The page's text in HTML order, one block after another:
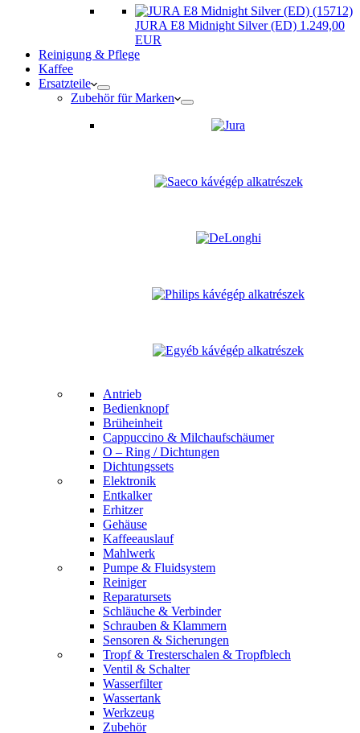
JURA E8 Midnight Silver (ED) 1.249,00
EUR
Reinigung & Pflege
Kaffee
Ersatzteile
Zubehör für Marken
Antrieb
Bedienknopf
Brüheinheit
Cappuccino & Milchaufschäumer
O – Ring / Dichtungen
Dichtungssets
Elektronik
Entkalker
Erhitzer
Gehäuse
Kaffeeauslauf
Mahlwerk
Pumpe & Fluidsystem
Reiniger
Reparatursets
Schläuche & Verbinder
Schrauben & Klammern
Sensoren & Sicherungen
Tropf & Tresterschalen & Tropfblech
Ventil & Schalter
Wasserfilter
Wassertank
Werkzeug
Zubehör